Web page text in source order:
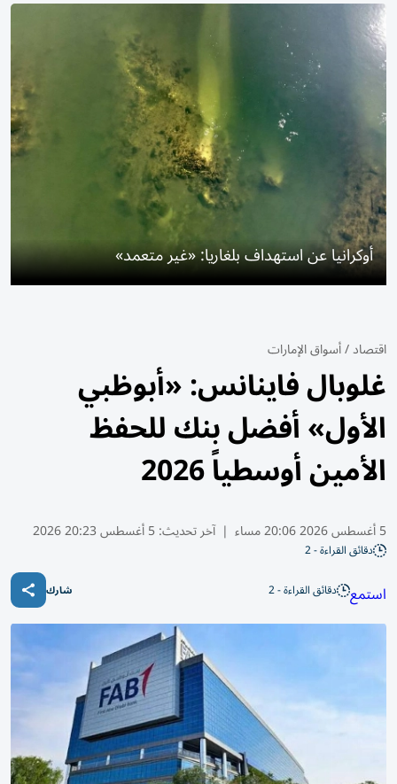
أوكرانيا عن استهداف بلغاريا: «غير متعمد»
اقتصاد/أسواق الإمارات
غلوبال فاينانس: «أبوظبي
الأول» أفضل بنك للحفظ
الأمين أوسطياً 2026
5 أغسطس 2026 20:06 مساء | آخر تحديث:5 أغسطس 20:23 2026
دقائق القراءة - 2
استمع دقائق القراءة - 2 شارك